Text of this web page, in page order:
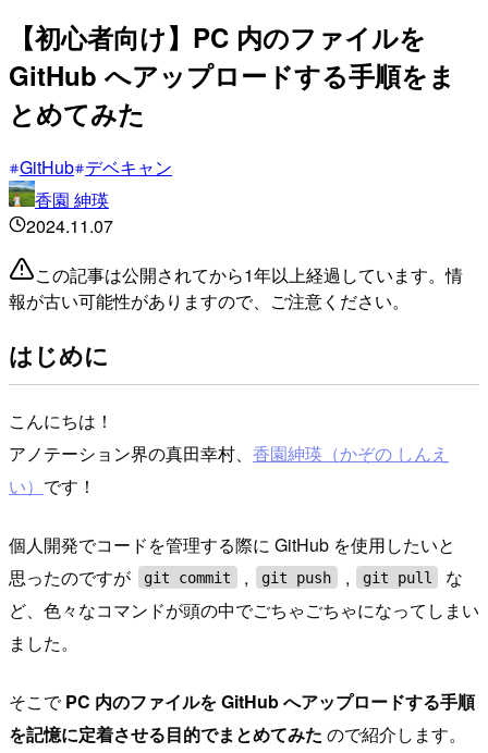
【初心者向け】PC 内のファイルを
GitHub へアップロードする手順をま
とめてみた
GitHub デベキャン
香園 紳瑛
2024.11.07
この記事は公開されてから1年以上経過しています。情
報が古い可能性がありますので、ご注意ください。
はじめに
こんにちは！
アノテーション界の真田幸村、 香園紳瑛（かぞの しんえ
い） です！
個人開発でコードを管理する際に GitHub を使用したいと
思ったのですが
git commit , git push , git pull
な
ど、色々なコマンドが頭の中でごちゃごちゃになってしまい
ました。
そこでPC 内のファイルを GitHub へアップロードする手順
を記憶に定着させる目的でまとめてみた ので紹介します。